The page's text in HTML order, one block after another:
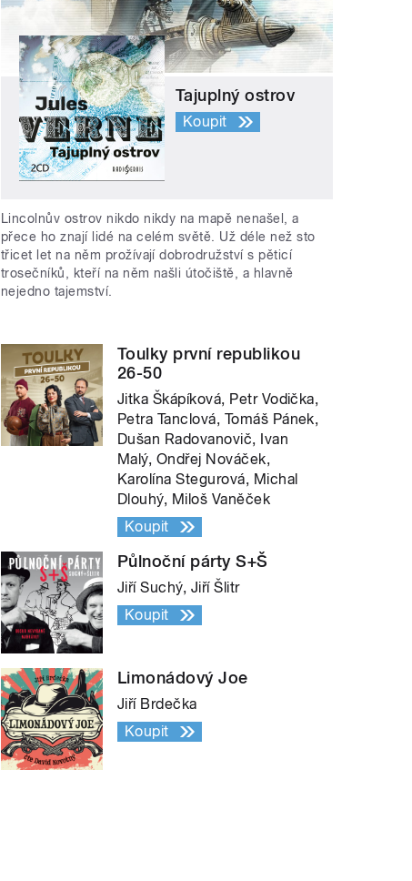
Tajuplný ostrov
Koupit
Lincolnův ostrov nikdo nikdy na mapě nenašel, a
přece ho znají lidé na celém světě. Už déle než sto
třicet let na něm prožívají dobrodružství s pěticí
trosečníků, kteří na něm našli útočiště, a hlavně
nejedno tajemství.
Toulky první republikou
26-50
Jitka Škápíková, Petr Vodička,
Petra Tanclová, Tomáš Pánek,
Dušan Radovanovič, Ivan
Malý, Ondřej Nováček,
Karolína Stegurová, Michal
Dlouhý, Miloš Vaněček
Koupit
Půlnoční párty S+Š
Jiří Suchý, Jiří Šlitr
Koupit
Limonádový Joe
Jiří Brdečka
Koupit